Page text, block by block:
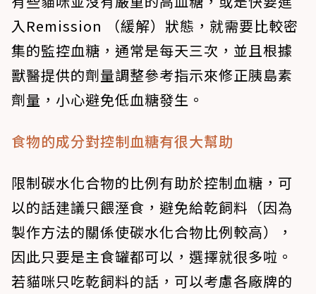
入Remission （緩解）狀態，就需要比較密
集的監控血糖，通常是每天三次，並且根據
獸醫提供的劑量調整參考指示來修正胰島素
劑量，小心避免低血糖發生。
食物的成分對控制血糖有很大幫助
限制碳水化合物的比例有助於控制血糖，可
以的話建議只餵溼食，避免給乾飼料（因為
製作方法的關係使碳水化合物比例較高），
因此只要是主食罐都可以，選擇就很多啦。
若貓咪只吃乾飼料的話，可以考慮各廠牌的